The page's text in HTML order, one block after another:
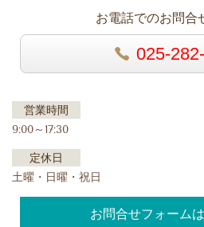
お電話でのお問合
025-
営業時間
9:00～17:30
定休日
土曜・日曜・祝日
お問合せフォーム